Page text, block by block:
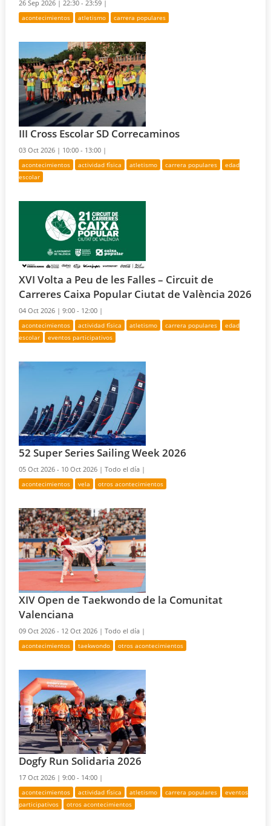
26 Sep 2026 |22:30 - 23:59 |
acontecimientos atletismo carrera populares
III Cross Escolar SD Correcaminos
03 Oct 2026 | 10:00 - 13:00 |
acontecimientos actividad física atletismo carrera populares
edad
escolar
XVI Volta a Peu de les Falles – Circuit de
Carreres Caixa Popular Ciutat de València 2026
04 Oct 2026 |9:00 - 12:00 |
acontecimientos actividad física atletismo carrera populares
edad
escolar
eventos participativos
52 Super Series Sailing Week 2026
05 Oct 2026 - 10 Oct 2026 |Todo el día |
acontecimientos vela otros acontecimientos
XIV Open de Taekwondo de la Comunitat
Valenciana
09 Oct 2026 - 12 Oct 2026 |Todo el día |
acontecimientos taekwondo otros acontecimientos
Dogfy Run Solidaria 2026
17 Oct 2026 |9:00 - 14:00 |
acontecimientos actividad física atletismo carrera populares
eventos
participativos
otros acontecimientos